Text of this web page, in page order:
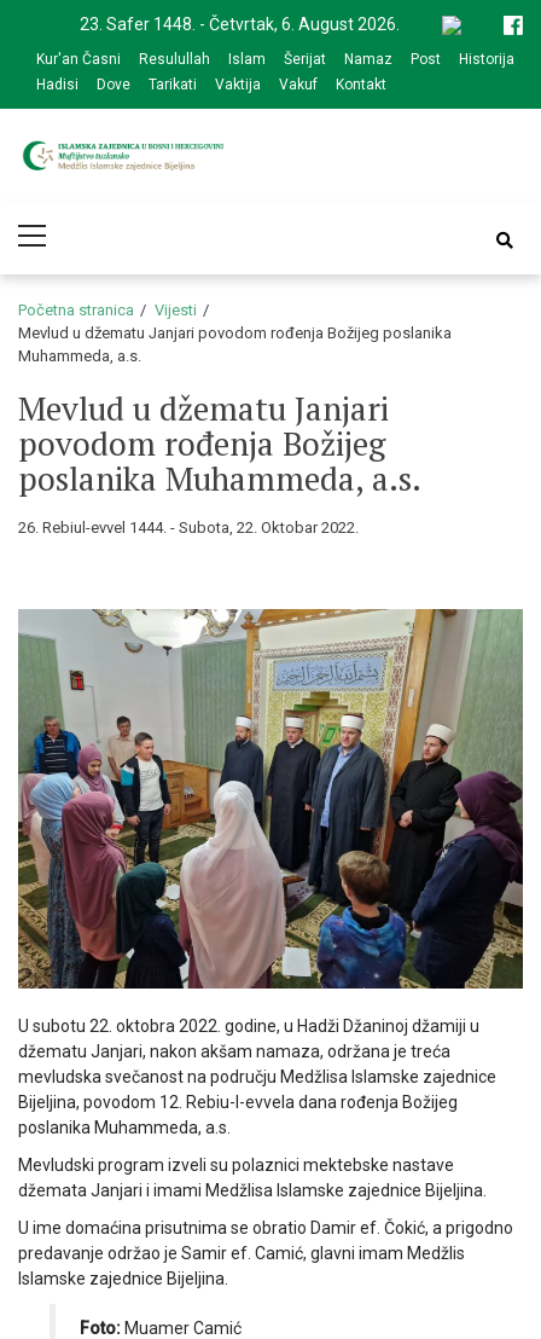
navigation
content
23. Safer 1448. - Četvrtak, 6. August 2026.
Kur'an Časni Resulullah Islam Šerijat Namaz Post
Historija
Hadisi
Dove Tarikati Vaktija Vakuf Kontakt
zajednice Bijeljina
Menu
Početna stranica
Vijesti
Mevlud u džematu Janjari povodom rođenja Božijeg poslanika
Muhammeda, a.s.
Mevlud u džematu Janjari
povodom rođenja Božijeg
poslanika Muhammeda, a.s.
26. Rebiul-evvel 1444. - Subota, 22. Oktobar 2022.
U subotu 22. oktobra 2022. godine, u Hadži Džaninoj džamiji u
džematu Janjari, nakon akšam namaza, održana je treća
mevludska svečanost na području Medžlisa Islamske zajednice
Bijeljina, povodom 12. Rebiu-l-evvela dana rođenja Božijeg
poslanika Muhammeda, a.s.
Mevludski program izveli su polaznici mektebske nastave
džemata Janjari i imami Medžlisa Islamske zajednice Bijeljina.
U ime domaćina prisutnima se obratio Damir ef. Čokić, a prigodno
predavanje održao je Samir ef. Camić, glavni imam Medžlis
Islamske zajednice Bijeljina.
Foto: Muamer Camić